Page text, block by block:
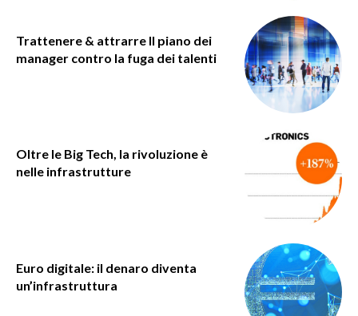
Trattenere & attrarre Il piano dei
manager contro la fuga dei talenti
Oltre le Big Tech, la rivoluzione è
nelle infrastrutture
Euro digitale: il denaro diventa
un’infrastruttura